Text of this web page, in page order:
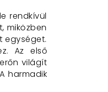
rendkívül
miközben
egységet.
Az első
világít
harmadik